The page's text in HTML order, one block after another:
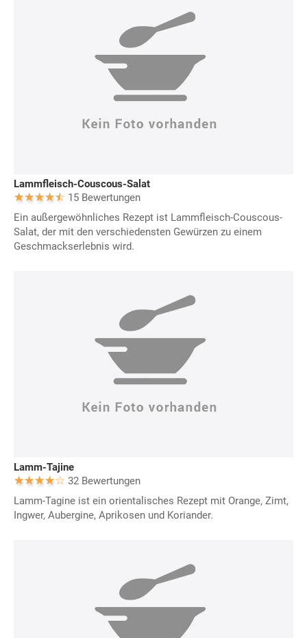
Lammfleisch-Couscous-Salat
15 Bewertungen
Ein außergewöhnliches Rezept ist Lammfleisch-Couscous-
Salat, der mit den verschiedensten Gewürzen zu einem
Geschmackserlebnis wird.
Lamm-Tajine
32 Bewertungen
Lamm-Tagine ist ein orientalisches Rezept mit Orange, Zimt,
Ingwer, Aubergine, Aprikosen und Koriander.